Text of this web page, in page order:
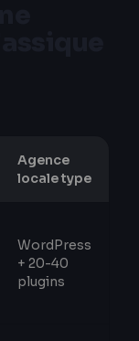
Agence
locale type
WordPress
+ 20-40
plugins